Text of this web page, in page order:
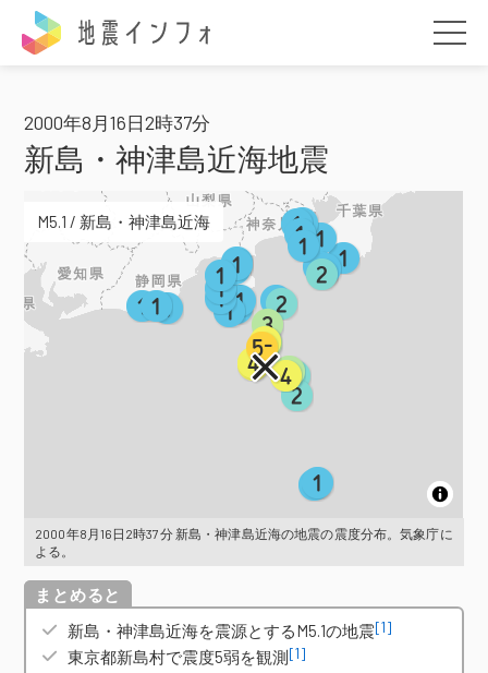
2000年8月16日2時37分
新島・神津島近海地震
M5.1 / 新島・神津島近海
2000年8月16日2時37分 新島・神津島近海の地震の震度分布。気象庁に
よる。
概要
新島・神津島近海を震源とするM5.1の地震[1]
東京都新島村で震度5弱を観測[1]